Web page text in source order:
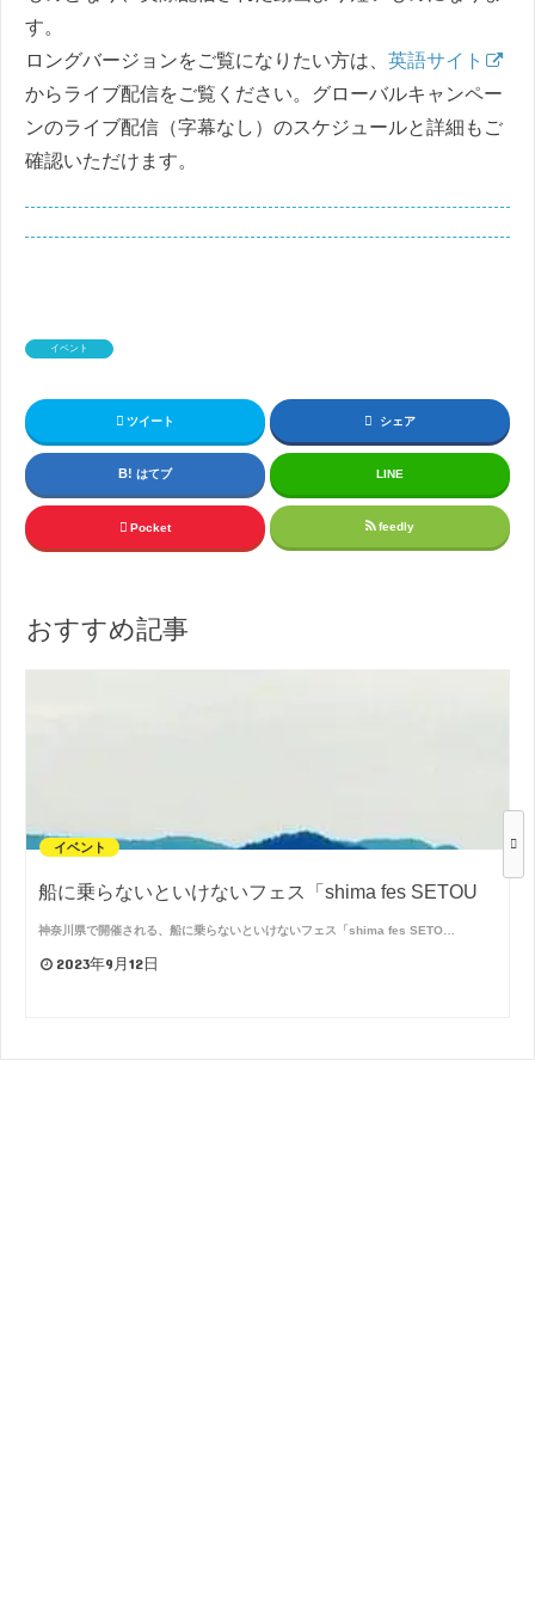
す。
ロングバージョンをご覧になりたい方は、 英語サイト
からライブ配信をご覧ください。グローバルキャンペー
ンのライブ配信（字幕なし）のスケジュールと詳細もご
確認いただけます。
イベント
ツイート シェア
はてブ LINE
Pocket feedly
おすすめ記事
イベント
船に乗らないといけないフェス「shima fes SETOU
神奈川県で開催される、船に乗らないといけないフェス「shima fes SETO…
2023年9月12日